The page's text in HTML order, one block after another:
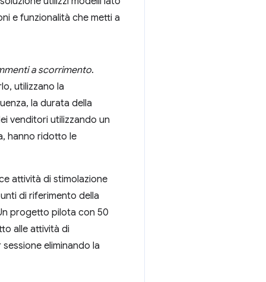
e funzionalità che metti a
a scorrimento.
utilizzano la
la durata della
venditori utilizzando un
hanno ridotto le
attività di stimolazione
di riferimento della
progetto pilota con 50
alle attività di
eliminando la